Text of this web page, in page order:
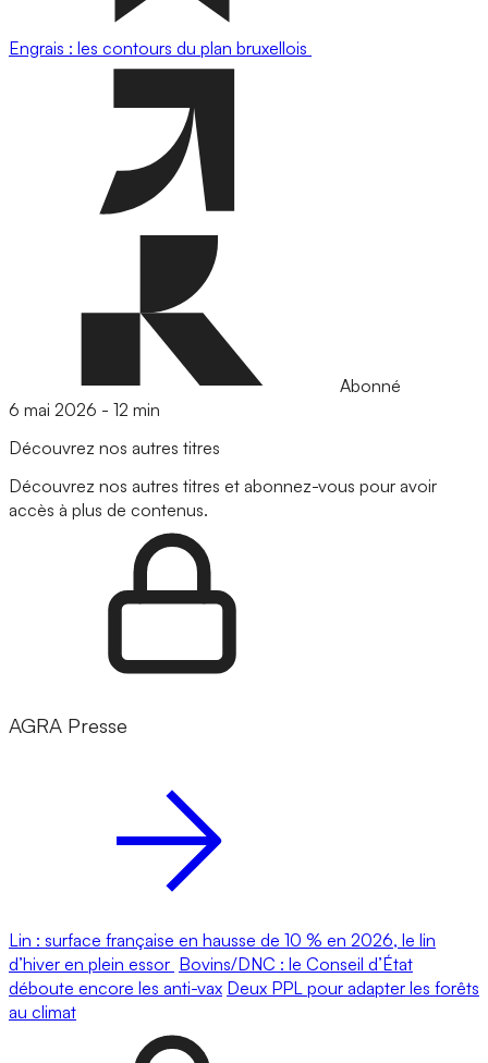
Engrais : les contours du plan bruxellois
Abonné
6 mai 2026 - 12 min
Découvrez nos autres titres
Découvrez nos autres titres et abonnez-vous pour avoir
accès à plus de contenus.
AGRA Presse
Lin : surface française en hausse de 10 % en 2026, le lin
d’hiver en plein essor Bovins/DNC : le Conseil d’État
déboute encore les anti-vax Deux PPL pour adapter les forêts
au climat